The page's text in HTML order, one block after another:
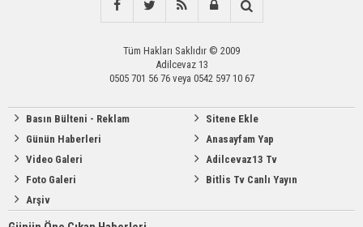
Tüm Hakları Saklıdır © 2009
Adilcevaz 13
0505 701 56 76 veya 0542 597 10 67
Basın Bülteni - Reklam
Günün Haberleri
Video Galeri
Foto Galeri
Arşiv
Sitene Ekle
Anasayfam Yap
Adilcevaz13 Tv
Bitlis Tv Canlı Yayın